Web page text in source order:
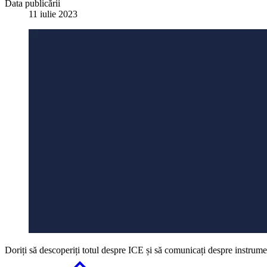
Data publicării
11 iulie 2023
Doriți să descoperiți totul despre ICE și să comunicați despre